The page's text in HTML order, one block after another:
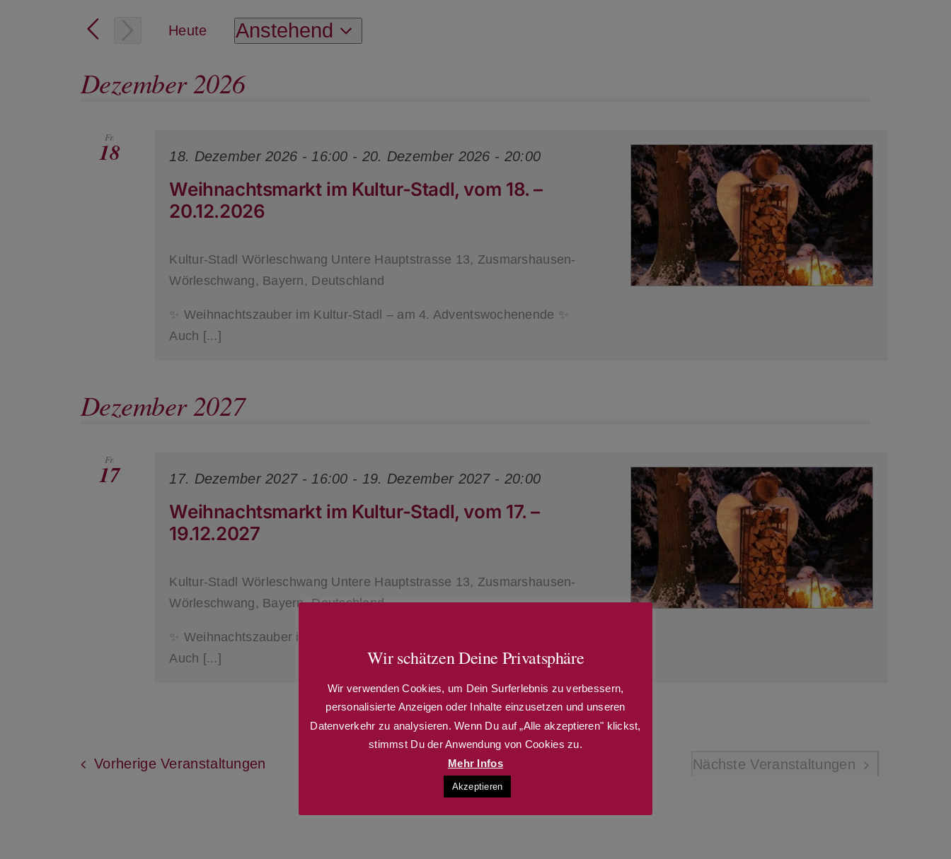
Suche
und
Ansichten,
eingeben.
Suche
Veranstaltungen
Heute
Anstehend
wählen.
Dezember 2026
Fr.
18 18. Dezember 2026 - 16:00 - 20. Dezember 2026 - 20:00
Weihnachtsmarkt im Kultur-Stadl, vom 18. –
20.12.2026
Kultur-Stadl Wörleschwang Untere Hauptstrasse 13, Zusmarshausen-
Wörleschwang, Bayern, Deutschland
✨ Weihnachtszauber im Kultur-Stadl – am 4. Adventswochenende ✨
Auch [...]
Dezember 2027
Fr.
17 17. Dezember 2027 - 16:00 - 19. Dezember 2027 - 20:00
Weihnachtsmarkt im Kultur-Stadl, vom 17. –
19.12.2027
Kultur-Stadl Wörleschwang Untere Hauptstrasse 13, Zusmarshausen-
Wörleschwang, Bayern, Deutschland
✨ Weihnachtszauber im Kultur-Stadl – am 4. Adventswochenende ✨
Auch [...]
VorherigeVeranstaltungen NächsteVeranstaltungen
Wir schätzen Deine Privatsphäre
Wir verwenden Cookies, um Dein Surferlebnis zu verbessern,
personalisierte Anzeigen oder Inhalte einzusetzen und unseren
Datenverkehr zu analysieren. Wenn Du auf „Alle akzeptieren" klickst,
stimmst Du der Anwendung von Cookies zu.
Mehr Infos
Akzeptieren